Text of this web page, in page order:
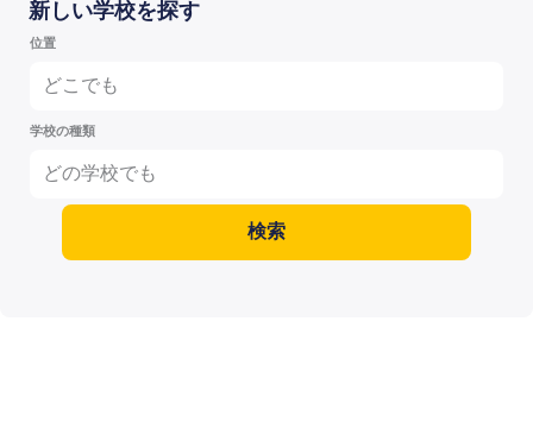
新しい学校を探す
位置
どこでも
学校の種類
どの学校でも
検索